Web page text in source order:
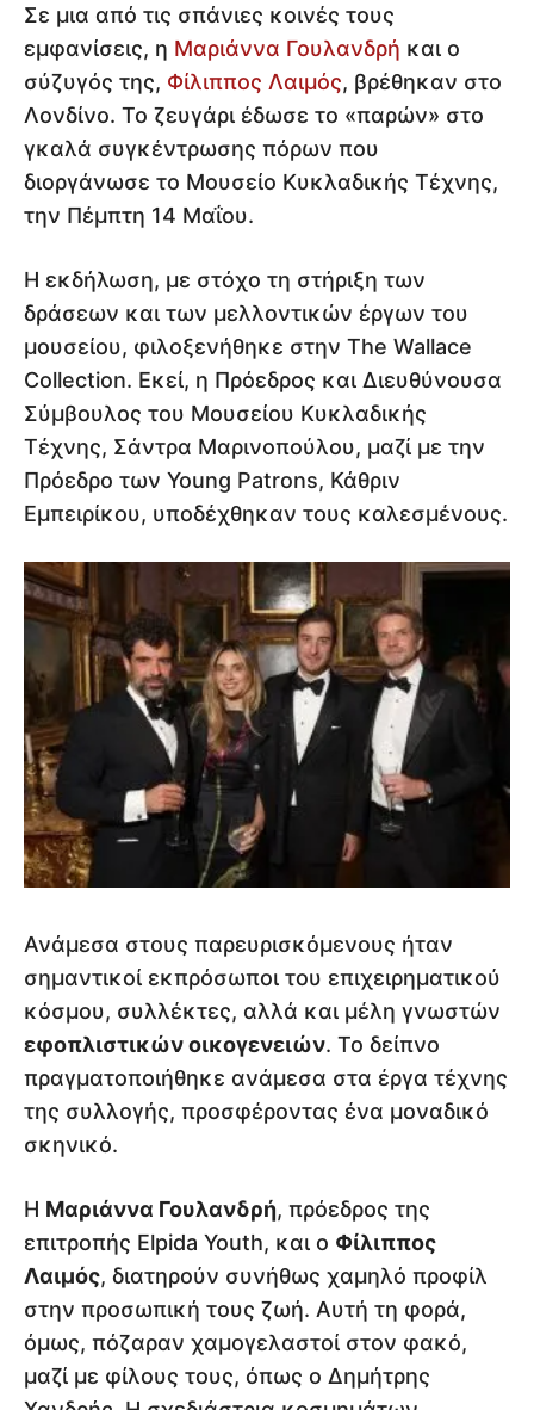
Σε μια από τις σπάνιες κοινές τους
εμφανίσεις, η Μαριάννα Γουλανδρή και ο
σύζυγός της, Φίλιππος Λαιμός, βρέθηκαν στο
Λονδίνο. Το ζευγάρι έδωσε το «παρών» στο
γκαλά συγκέντρωσης πόρων που
διοργάνωσε το Μουσείο Κυκλαδικής Τέχνης,
την Πέμπτη 14 Μαΐου.
Η εκδήλωση, με στόχο τη στήριξη των
δράσεων και των μελλοντικών έργων του
μουσείου, φιλοξενήθηκε στην The Wallace
Collection. Εκεί, η Πρόεδρος και Διευθύνουσα
Σύμβουλος του Μουσείου Κυκλαδικής
Τέχνης, Σάντρα Μαρινοπούλου, μαζί με την
Πρόεδρο των Young Patrons, Κάθριν
Εμπειρίκου, υποδέχθηκαν τους καλεσμένους.
Ανάμεσα στους παρευρισκόμενους ήταν
σημαντικοί εκπρόσωποι του επιχειρηματικού
κόσμου, συλλέκτες, αλλά και μέλη γνωστών
εφοπλιστικών οικογενειών. Το δείπνο
πραγματοποιήθηκε ανάμεσα στα έργα τέχνης
της συλλογής, προσφέροντας ένα μοναδικό
σκηνικό.
Η Μαριάννα Γουλανδρή, πρόεδρος της
επιτροπής Elpida Youth, και ο Φίλιππος
Λαιμός, διατηρούν συνήθως χαμηλό προφίλ
στην προσωπική τους ζωή. Αυτή τη φορά,
όμως, πόζαραν χαμογελαστοί στον φακό,
μαζί με φίλους τους, όπως ο Δημήτρης